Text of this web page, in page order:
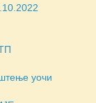
уочи